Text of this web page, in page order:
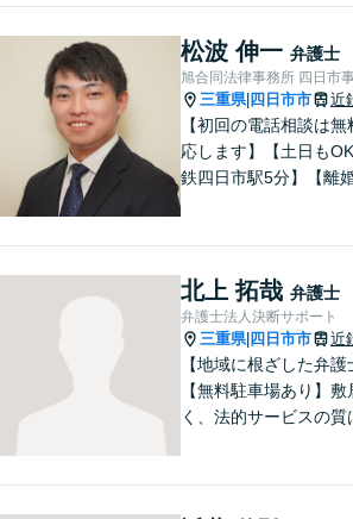
さい。
松波 伸一 弁護士
旭合同法律事務所 四日市
三重県| 四日市市 近
【初回の電話相談は
応します】【土日も
鉄四日市駅5分】【離婚
刑事事件全般】双方と
得する解決を目指しま
通事故】示談金の増額
尽力
北上 拓哉 弁護士
弁護士法人決断サポート
三重県| 四日市市 近
【地域に根ざした弁護
【無料駐車場あり】
く、法的サービスの質